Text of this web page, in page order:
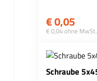
€0,05
€ 0,04 ohne MwSt.
Schraube